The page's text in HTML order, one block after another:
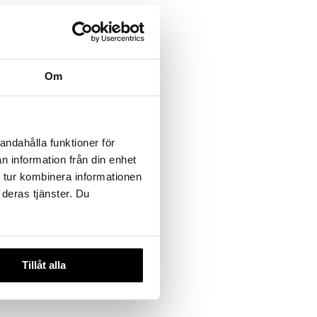
Om
funktioner för
information från din enhet
kombinera informationen
tjänster. Du
Tillåt alla